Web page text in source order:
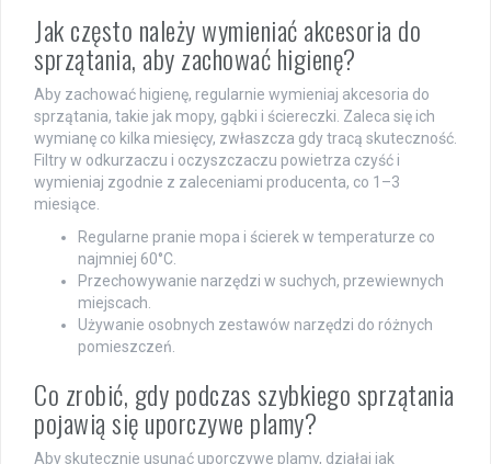
Jak często należy wymieniać akcesoria do
sprzątania, aby zachować higienę?
Aby zachować higienę, regularnie wymieniaj akcesoria do
sprzątania, takie jak mopy, gąbki i ściereczki. Zaleca się ich
wymianę co kilka miesięcy, zwłaszcza gdy tracą skuteczność.
Filtry w odkurzaczu i oczyszczaczu powietrza czyść i
wymieniaj zgodnie z zaleceniami producenta, co 1–3
miesiące.
Regularne pranie mopa i ścierek w temperaturze co
najmniej 60°C.
Przechowywanie narzędzi w suchych, przewiewnych
miejscach.
Używanie osobnych zestawów narzędzi do różnych
pomieszczeń.
Co zrobić, gdy podczas szybkiego sprzątania
pojawią się uporczywe plamy?
Aby skutecznie usunąć uporczywe plamy, działaj jak